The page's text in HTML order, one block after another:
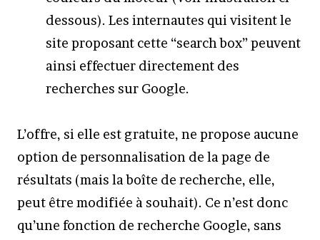
dessous). Les internautes qui visitent le
site proposant cette “search box” peuvent
ainsi effectuer directement des
recherches sur Google.
L’offre, si elle est gratuite, ne propose aucune
option de personnalisation de la page de
résultats (mais la boîte de recherche, elle,
peut être modifiée à souhait). Ce n’est donc
qu’une fonction de recherche Google, sans